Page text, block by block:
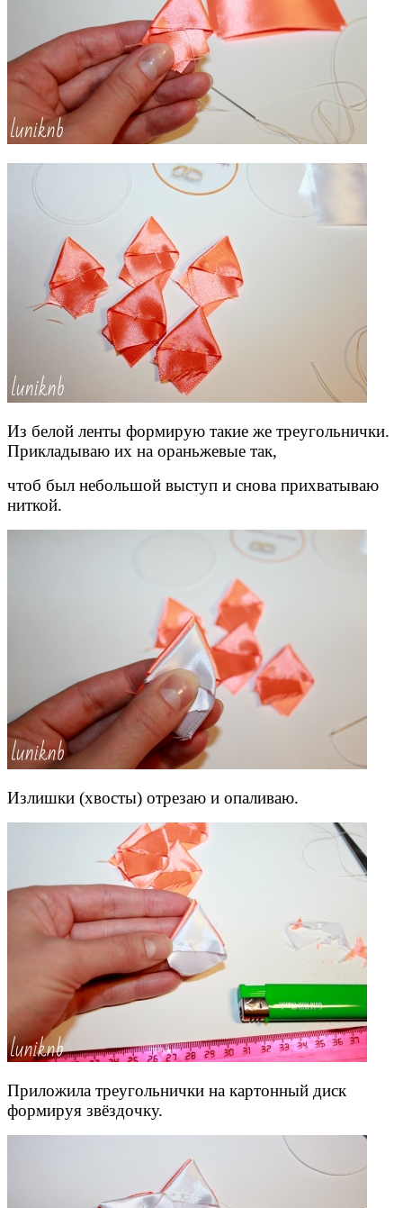
Из белой ленты формирую такие же треугольнички.
Прикладываю их на ораньжевые так,
чтоб был небольшой выступ и снова прихватываю
ниткой.
Излишки (хвосты) отрезаю и опаливаю.
Приложила треугольнички на картонный диск
формируя звёздочку.